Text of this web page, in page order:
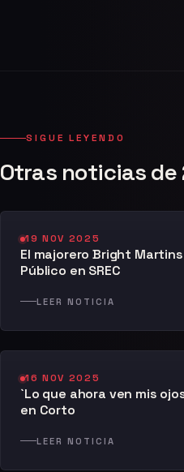
SIGUE LEYENDO
Otras noticias de
19 NOV 2025
El majorero Bright
Público en SREC
LEER NOTICIA
16 NOV 2025
`Lo que ahora ven mis
en Corto
LEER NOTICIA